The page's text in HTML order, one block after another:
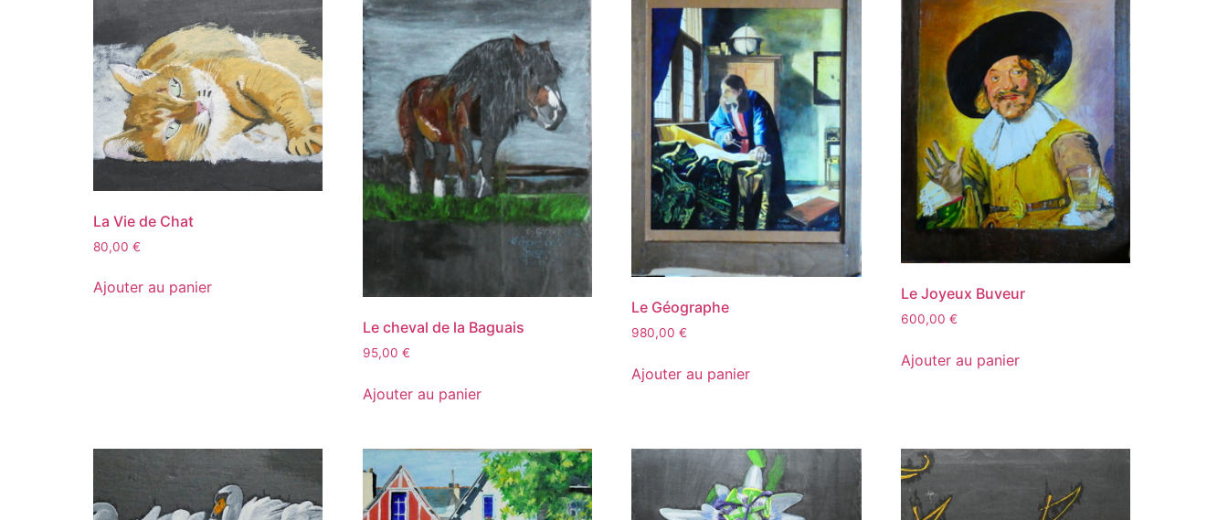
La Vie de Chat
80,00 €
Ajouter au panier
Le cheval de la Baguais
95,00 €
Ajouter au panier
Le Géographe
980,00€
Ajouter au panier
Le Joyeux Buveur
600,00€
Ajouter au panier